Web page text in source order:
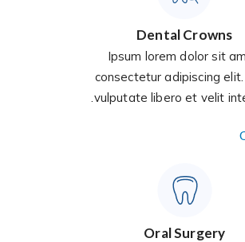
Dental Crowns
Ipsum lorem dolor sit
consectetur adipiscing elit.
vulputate libero et velit
Oral Surgery